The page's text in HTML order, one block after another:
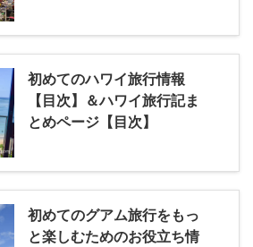
初めてのハワイ旅行情報
【目次】＆ハワイ旅行記ま
とめページ【目次】
初めてのグアム旅行をもっ
と楽しむためのお役立ち情